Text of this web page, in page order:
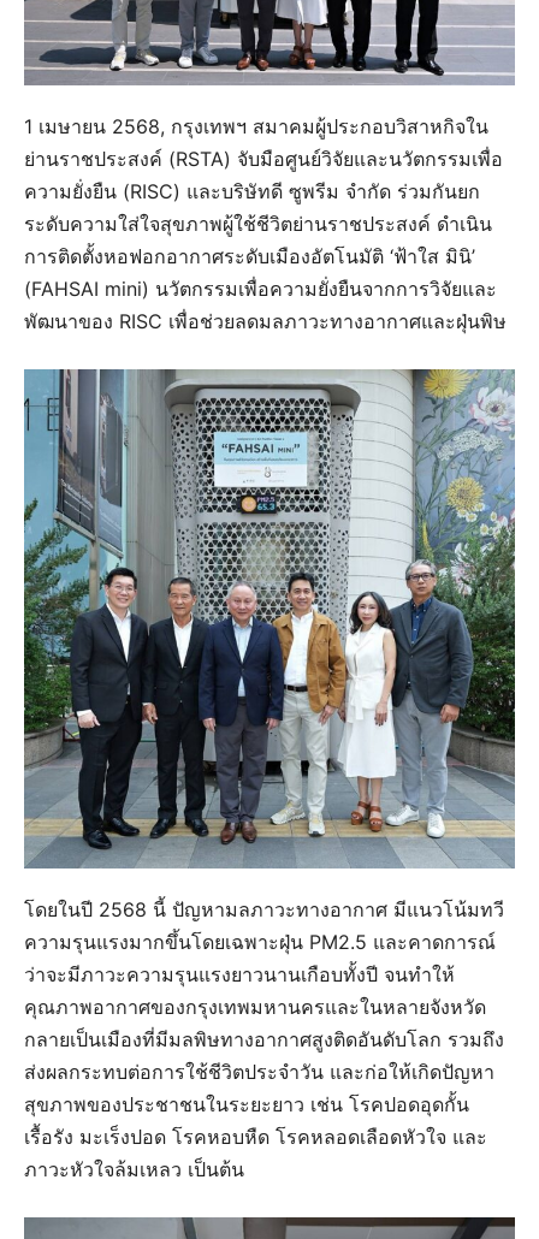
1 เมษายน 2568, กรุงเทพฯ สมาคมผู้ประกอบวิสาหกิจใน
ย่านราชประสงค์ (RSTA) จับมือศูนย์วิจัยและนวัตกรรมเพื่อ
ความยั่งยืน (RISC) และบริษัทดี ซูพรีม จำกัด ร่วมกันยก
ระดับความใส่ใจสุขภาพผู้ใช้ชีวิตย่านราชประสงค์ ดำเนิน
การติดตั้งหอฟอกอากาศระดับเมืองอัตโนมัติ ‘ฟ้าใส มินิ’
(FAHSAI mini) นวัตกรรมเพื่อความยั่งยืนจากการวิจัยและ
พัฒนาของ RISC เพื่อช่วยลดมลภาวะทางอากาศและฝุ่นพิษ
โดยในปี 2568 นี้ ปัญหามลภาวะทางอากาศ มีแนวโน้มทวี
ความรุนแรงมากขึ้นโดยเฉพาะฝุ่น PM2.5 และคาดการณ์
ว่าจะมีภาวะความรุนแรงยาวนานเกือบทั้งปี จนทำให้
คุณภาพอากาศของกรุงเทพมหานครและในหลายจังหวัด
กลายเป็นเมืองที่มีมลพิษทางอากาศสูงติดอันดับโลก รวมถึง
ส่งผลกระทบต่อการใช้ชีวิตประจำวัน และก่อให้เกิดปัญหา
สุขภาพของประชาชนในระยะยาว เช่น โรคปอดอุดกั้น
เรื้อรัง มะเร็งปอด โรคหอบหืด โรคหลอดเลือดหัวใจ และ
ภาวะหัวใจล้มเหลว เป็นต้น